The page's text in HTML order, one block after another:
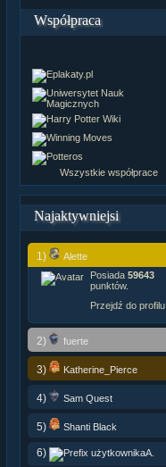
Współpraca
Wszystkie współprace
Najaktywniejsi
1)
Alette
Posiada 59643
punktów.
Przejdź do profilu
2) fuerte
3) Katherine_Pierce
4) Sam Quest
5) Shanti Black
6) A.